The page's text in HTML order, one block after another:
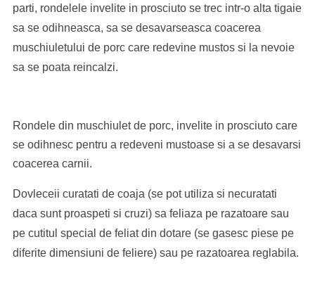
parti, rondelele invelite in prosciuto se trec intr-o alta tigaie
sa se odihneasca, sa se desavarseasca coacerea
muschiuletului de porc care redevine mustos si la nevoie
sa se poata reincalzi.
Rondele din muschiulet de porc, invelite in prosciuto care
se odihnesc pentru a redeveni mustoase si a se desavarsi
coacerea carnii.
Dovleceii curatati de coaja (se pot utiliza si necuratati
daca sunt proaspeti si cruzi) sa feliaza pe razatoare sau
pe cutitul special de feliat din dotare (se gasesc piese pe
diferite dimensiuni de feliere) sau pe razatoarea reglabila.